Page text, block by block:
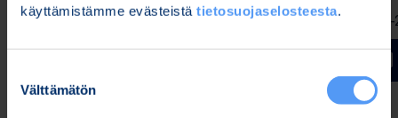
käyttämistämme evästeistä tietosuojaselosteesta.
valinta
Välttämätön
Investointien rahavirta,
-4,3 -5,4 -5,2 -